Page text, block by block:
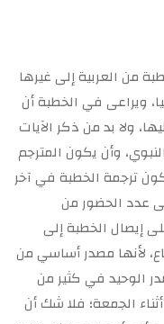
من العربية إلى غيرها
ويراعى في الخطبة أن
ولا بد من ذكر الآيات
وأن يكون المترجم
ترجمة الخطبة في آخر
عدد الحضور من
إيصال الخطبة إلى
لأنها مصدر أساسي من
الوحيد في كثير من
الجمعة؛ فلا شك أن